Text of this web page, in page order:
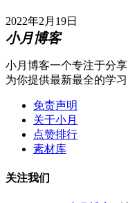
2022年2月19日
小月博客
小月博客一个专注于分
为你提供最新最全的学
免责声明
关于小月
点赞排行
素材库
关注我们